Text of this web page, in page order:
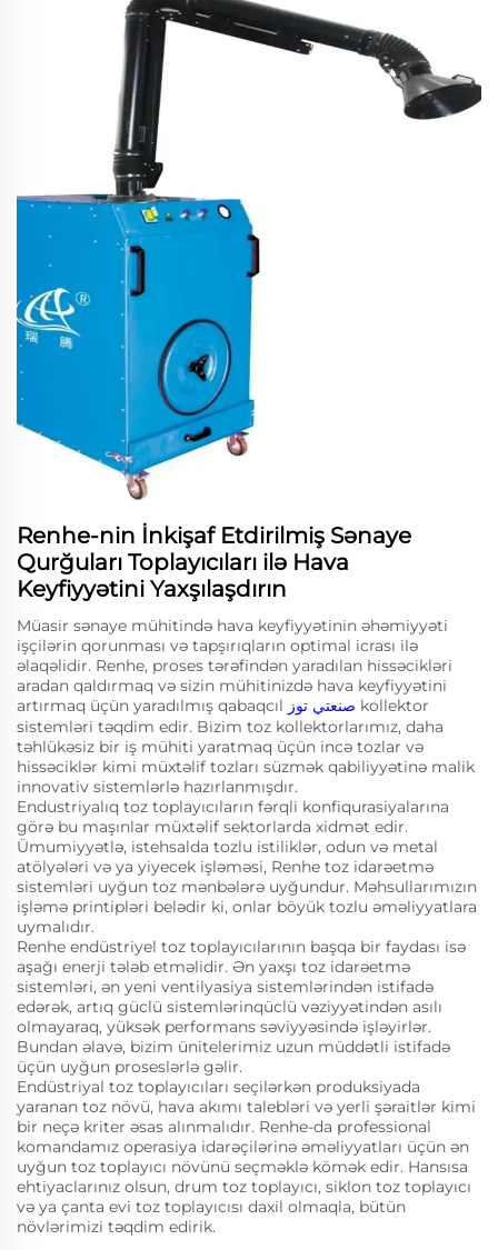
Renhe-nin İnkişaf Etdirilmiş Sənaye
Qurğuları Toplayıcıları ilə Hava
Keyfiyyətini Yaxşılaşdırın
Müasir sənaye mühitində hava keyfiyyətinin əhəmiyyəti
işçilərin qorunması və tapşırıqların optimal icrası ilə
əlaqəlidir. Renhe, proses tərəfindən yaradılan hissəcikləri
aradan qaldırmaq və sizin mühitinizdə hava keyfiyyətini
artırmaq üçün yaradılmış qabaqcıl
kollektor
sistemləri təqdim edir. Bizim toz kollektorlarımız, daha
təhlükəsiz bir iş mühiti yaratmaq üçün incə tozlar və
hissəciklər kimi müxtəlif tozları süzmək qabiliyyətinə malik
innovativ sistemlərlə hazırlanmışdır.
Endustriyalıq toz toplayıcıların fərqli konfiqurasiyalarına
görə bu maşınlar müxtəlif sektorlarda xidmət edir.
Ümumiyyətlə, istehsalda tozlu istiliklər, odun və metal
atölyələri və ya yiyecek işləməsi, Renhe toz idarəetmə
sistemləri uyğun toz mənbələrə uyğundur. Məhsullarımızın
işləmə printipləri belədir ki, onlar böyük tozlu əməliyyatlara
uymalıdır.
Renhe endüstriyel toz toplayıcılarının başqa bir faydası isə
aşağı enerji tələb etməlidir. Ən yaxşı toz idarəetmə
sistemləri, ən yeni ventilyasiya sistemlərindən istifadə
edərək, artıq güclü sistemlərinqüclü vəziyyətindən asılı
olmayaraq, yüksək performans səviyyəsində işləyirlər.
Bundan əlavə, bizim ünitelerimiz uzun müddətli istifadə
üçün uyğun proseslərlə gəlir.
Endüstriyal toz toplayıcıları seçilərkən produksiyada
yaranan toz növü, hava akımı talebləri və yerli şəraitlər kimi
bir neçə kriter əsas alınmalıdır. Renhe-da professional
komandamız operasiya idarəçilərinə əməliyyatları üçün ən
uyğun toz toplayıcı növünü seçməklə kömək edir. Hansısa
ehtiyaclarınız olsun, drum toz toplayıcı, siklon toz toplayıcı
və ya çanta evi toz toplayıcısı daxil olmaqla, bütün
növlərimizi təqdim edirik.